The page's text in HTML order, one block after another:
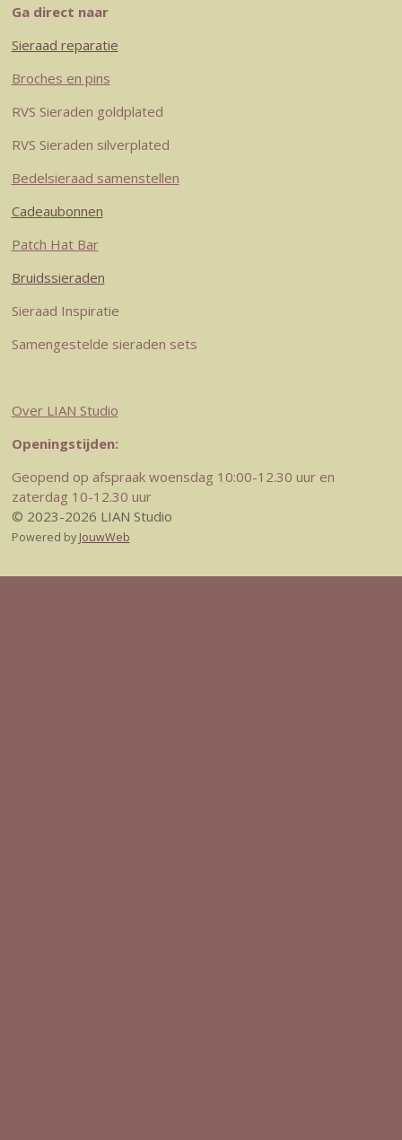
t
a
g
r
a
t
e
r
e
s
n
Ga direct naar
Sieraad reparatie
Broches en pins
RVS Sieraden goldplated
RVS Sieraden silverplated
Bedelsieraad samenstellen
Cadeaubonnen
Patch Hat Bar
Bruidssieraden
Sieraad Inspiratie
Samengestelde sieraden sets
Over LIAN Studio
Openingstijden:
Geopend op afspraak woensdag 10:00-12.30 uur en
zaterdag 10-12.30 uur
© 2023-2026 LIAN Studio
Powered by JouwWeb